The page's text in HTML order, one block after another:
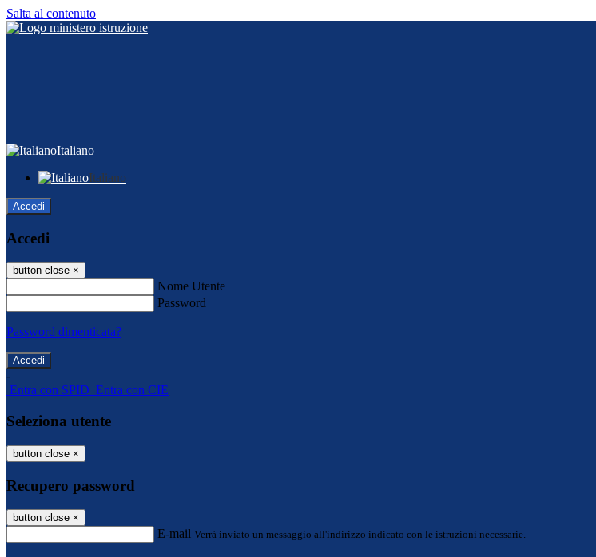
Salta al contenuto
Italiano
Italiano
Accedi
Accedi
button close ×
Nome Utente
Password
Password dimenticata?
-
Entra con SPID Entra con CIE
Seleziona utente
button close ×
Recupero password
button close ×
E-mail Verrà inviato un messaggio all'indirizzo indicato con le istruzioni necessarie.